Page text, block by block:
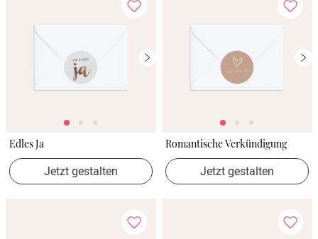
Edles Ja
Jetzt gestalten
Romantische Verkündigung
Jetzt gestalten